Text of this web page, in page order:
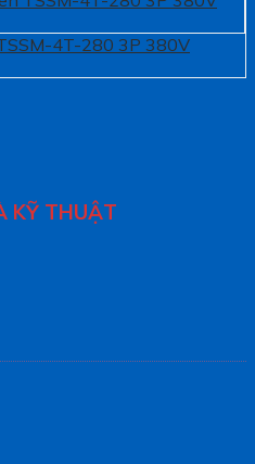
4T-280 3P 380V
KỸ THUẬT